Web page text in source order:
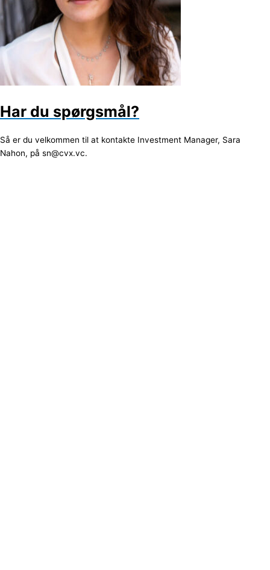
Har du spørgsmål?
Så er du velkommen til at kontakte Investment Manager, Sara
Nahon, på sn@cvx.vc.